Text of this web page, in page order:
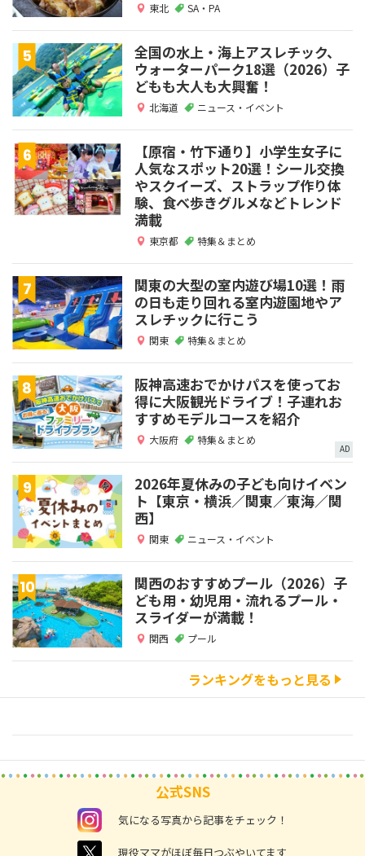
東北 SA・PA
全国の水上・海上アスレチック、
ウォーターパーク18選（2026）子
どもも大人も大興奮！
北海道 ニュース・イベント
【原宿・竹下通り】小学生女子に
人気なスポット20選！シール交換
やスクイーズ、ストラップ作り体
験、食べ歩きグルメなどトレンド
満載
東京都 特集＆まとめ
関東の大型の室内遊び場10選！雨
の日も走り回れる室内遊園地やア
スレチックに行こう
関東 特集＆まとめ
阪神高速おでかけパスを使ってお
得に大阪観光ドライブ！子連れお
すすめモデルコースを紹介
大阪府 特集＆まとめ
AD
2026年夏休みの子ども向けイベン
ト【東京・横浜／関東／東海／関
西】
関東 ニュース・イベント
関西のおすすめプール（2026）子
ども用・幼児用・流れるプール・
スライダーが満載！
関西 プール
ランキングをもっと見る
公式SNS
instagram 気になる写真から記事をチェック！
twitter 現役ママがほぼ毎日つぶやいてます